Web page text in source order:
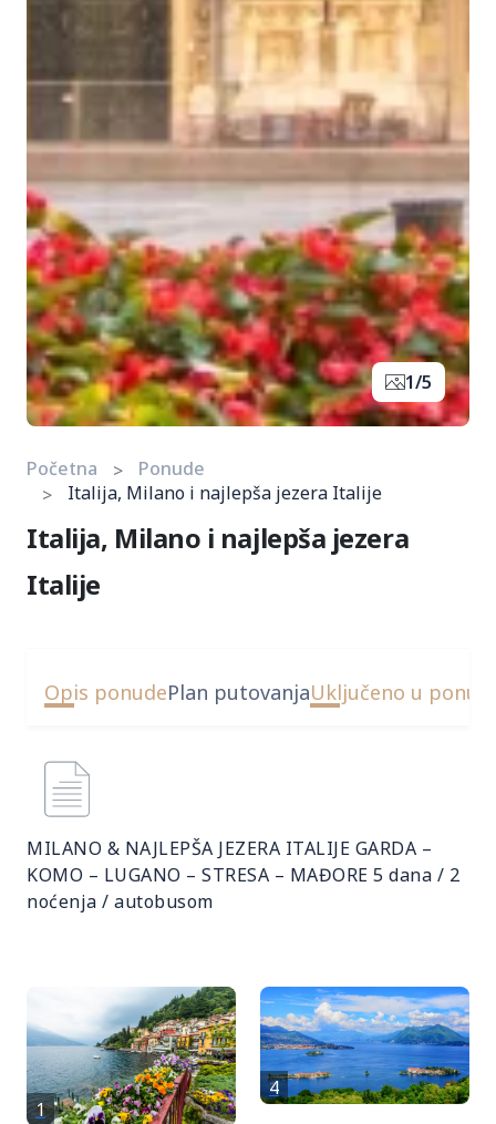
1/5
Početna
Ponude
Italija, Milano i najlepša jezera Italije
Italija, Milano i najlepša jezera
Italije
Opis ponudePlan putovanjaUključeno u
MILANO & NAJLEPŠA JEZERA ITALIJE GARDA –
KOMO – LUGANO – STRESA – MAĐORE 5 dana / 2
noćenja / autobusom
1
4